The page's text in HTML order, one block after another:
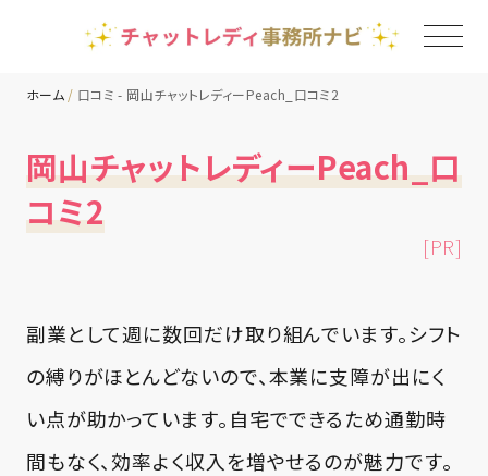
チャットレディ事務所一覧
コラム
ホーム 口コミ - 岡山チャットレディーPeach_口コミ2
岡山チャットレディーPeach_口
コミ2
[PR]
副業として週に数回だけ取り組んでいます。シフト
の縛りがほとんどないので、本業に支障が出にく
い点が助かっています。自宅でできるため通勤時
間もなく、効率よく収入を増やせるのが魅力です。